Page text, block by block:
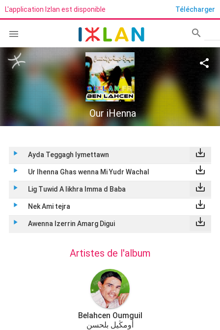
L'application Izlan est disponible Télécharger
 search
Our iHenna
play_arrow Ayda Teggagh Iymettawn save_alt
play_arrow Ur Ihenna Ghas wenna Mi Yudr Wachal save_alt
play_arrow Lig Tuwid A likhra Imma d Baba save_alt
play_arrow Nek Ami tejra save_alt
play_arrow Awenna Izerrin Amarg Digui save_alt
Artistes de l'album
Belahcen Oumguil
أومڭيل بلحسن
share